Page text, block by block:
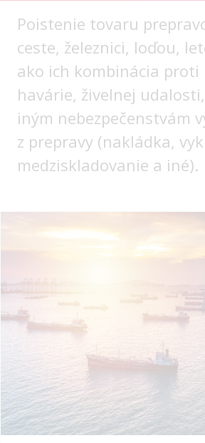
Poistenie tovaru
ceste, železnici, loďou,
ako ich kombinácia proti
havárie, živelnej
iným nebezpečenstvám
z prepravy (nakládka,
medziskladovanie a iné).